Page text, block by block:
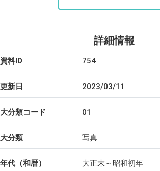
詳細情報
資料ID 754
更新日 2023/03/11
大分類コード 01
大分類 写真
年代（和暦） 大正末～昭和初年